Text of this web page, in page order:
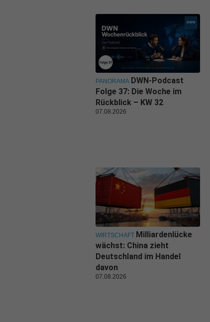
PANORAMA DWN-Podcast
Folge 37: Die Woche im
Rückblick – KW 32
07.08.2026
WIRTSCHAFT Milliardenlücke
wächst: China zieht
Deutschland im Handel
davon
07.08.2026